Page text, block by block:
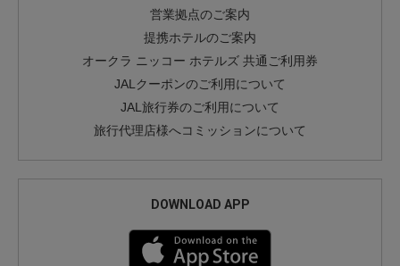
営業拠点のご案内
提携ホテルのご案内
オークラ ニッコー ホテルズ 共通ご利用券
JALクーポンのご利用について
JAL旅行券のご利用について
旅行代理店様へコミッションについて
DOWNLOAD APP